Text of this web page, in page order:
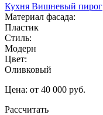
Кухня Вишневый пирог
Материал фасада:
Пластик
Стиль:
Модерн
Цвет:
Оливковый
Цена: от 40 000 руб.
Рассчитать